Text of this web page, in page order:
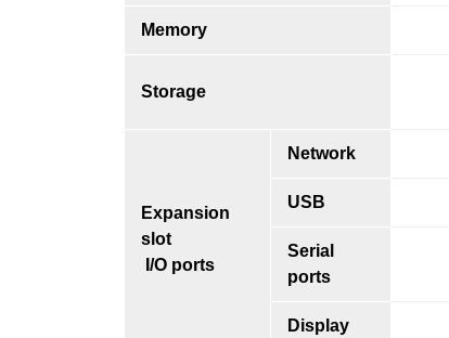
Memory
Storage
Expansion
slot
I/O ports
Network
USB
Serial
ports
Display